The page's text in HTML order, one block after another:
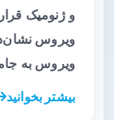
و ژنومیک
ویروس
ویروس به
بیشتر بخوانید